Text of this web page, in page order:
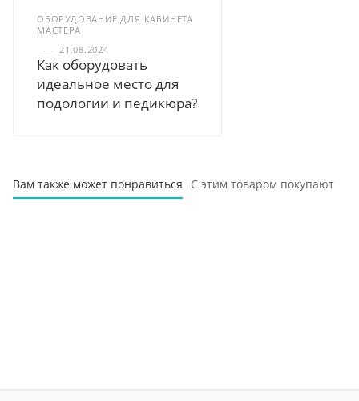
ОБОРУДОВАНИЕ ДЛЯ КАБИНЕТА
МАСТЕРА
— 21.08.2024
Как оборудовать
идеальное место для
подологии и педикюра?
Вам также может понравиться С этим товаром покупают